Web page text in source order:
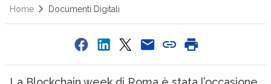
Home Documenti Digitali